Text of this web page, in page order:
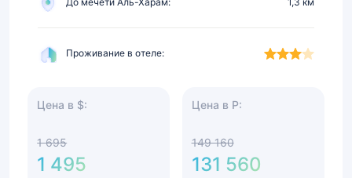
Проживание в отеле:
Цена в $:
1 695
1 495
Цена в Р:
149 160
131 560